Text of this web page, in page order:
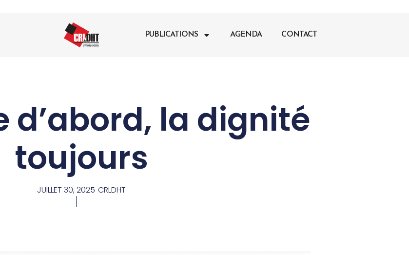
PUBLICATIONS AGENDA CONTACT
d’abord, la dignité
toujours
JUILLET 30, 2025 CRLDHT